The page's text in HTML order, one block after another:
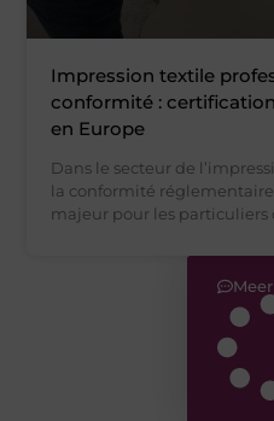
Impression textile
conformité :
en Europe
Dans le secteur de
la conformité
majeur pour les